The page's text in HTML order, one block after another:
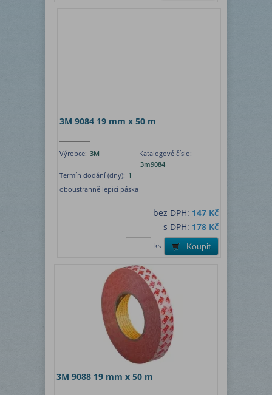
3M 9084 19 mm x 50 m
Výrobce: 3M
Katalogové číslo:
3m9084
Termín dodání (dny): 1
oboustranně lepicí páska
bez DPH: 147 Kč
s DPH: 178 Kč
Koupit
ks
3M 9088 19 mm x 50 m